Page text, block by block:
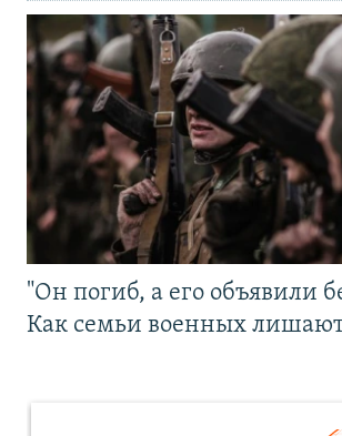
"Он погиб, а его объявили
Как семьи военных